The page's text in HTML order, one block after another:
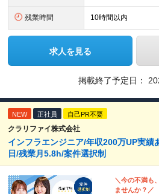
残業時間 10時間以内
求人を見る
掲載終了予定日：
NEW 正社員 自己PR不要
クラリファイ株式会社
インフラエンジニア/年収200万UP実績
日/残業月5.8h/案件選択制
＼今の不満も
ませんか？／